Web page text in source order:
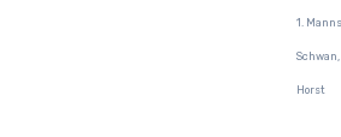
1.
Horst